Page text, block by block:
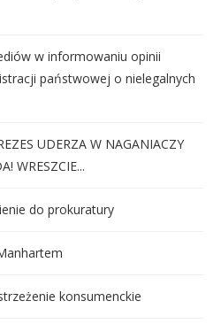
w informowaniu opinii
państwowej o nielegalnych
UDERZA W NAGANIACZY
WRESZCIE...
do prokuratury
konsumenckie